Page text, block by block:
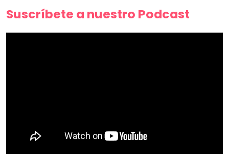
Suscríbete a nuestro Podcast